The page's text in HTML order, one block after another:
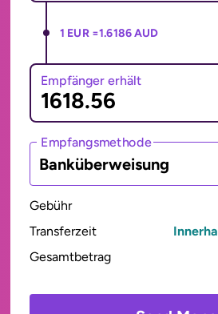
1 EUR =1.6186 AUD
Empfänger erhält
Empfangsmethode
Banküberweisung
Gebühr
Transferzeit
Gesamtbetrag